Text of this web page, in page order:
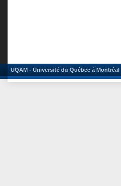
UQAM - Université du Québec à Montréal